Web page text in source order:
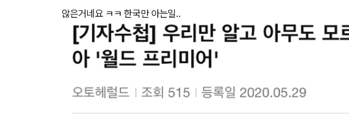
않은거네요 ㅋㅋ 한국만 아는일..